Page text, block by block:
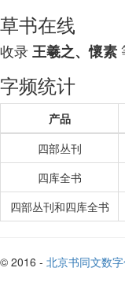
草书在线
收录王羲之、懷素
字频统计
产品
四部丛刊
四库全书
四部丛刊和四库全书
© 2016 - 北京书同文数